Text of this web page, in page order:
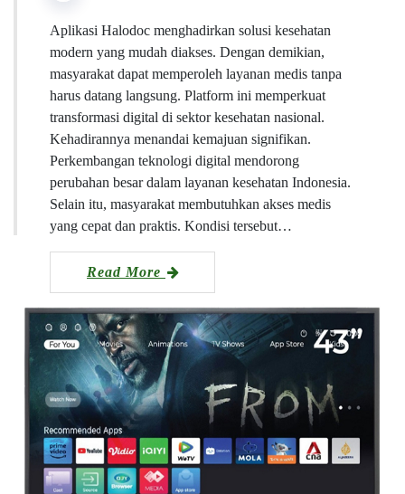
Aplikasi Halodoc menghadirkan solusi kesehatan
modern yang mudah diakses. Dengan demikian,
masyarakat dapat memperoleh layanan medis tanpa
harus datang langsung. Platform ini memperkuat
transformasi digital di sektor kesehatan nasional.
Kehadirannya menandai kemajuan signifikan.
Perkembangan teknologi digital mendorong
perubahan besar dalam layanan kesehatan Indonesia.
Selain itu, masyarakat membutuhkan akses medis
yang cepat dan praktis. Kondisi tersebut…
Read More